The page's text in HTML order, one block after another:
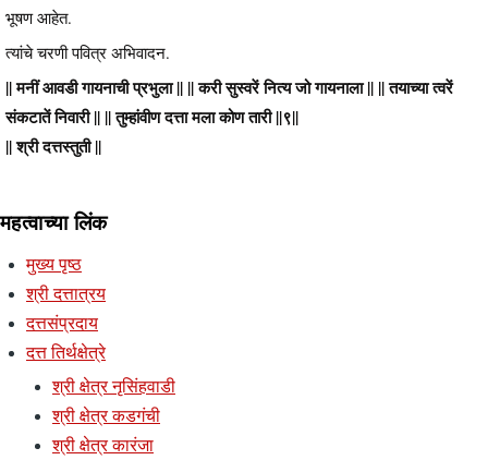
भूषण आहेत.
त्यांचे चरणी पवित्र अभिवादन.
|| मनीं आवडी गायनाची प्रभुला || || करी सुस्वरें नित्य जो गायनाला || || तयाच्या त्वरें
संकटातें निवारी || || तुम्हांवीण दत्ता मला कोण तारी ||९||
|| श्री दत्तस्तुती ||
महत्वाच्या लिंक
मुख्य पृष्ठ
श्री दत्तात्रय
दत्तसंप्रदाय
दत्त तिर्थक्षेत्रे
श्री क्षेत्र नृसिंहवाडी
श्री क्षेत्र कडगंची
श्री क्षेत्र कारंजा